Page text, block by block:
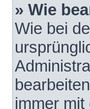
» Wie
Wie bei
immer